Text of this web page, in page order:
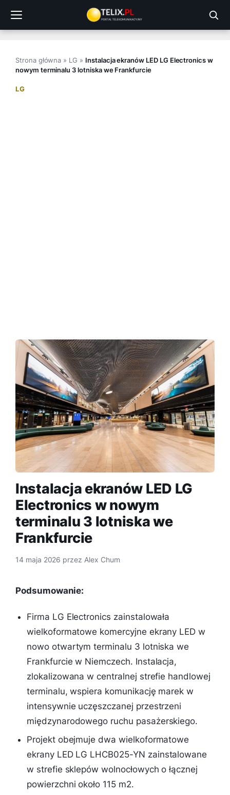
treści
Strona główna » LG » Instalacja ekranów LED LG Electronics w
nowym terminalu 3 lotniska we Frankfurcie
LG
Instalacja ekranów LED LG
Electronics w nowym
terminalu 3 lotniska we
Frankfurcie
14 maja 2026 przezAlex Chum
Podsumowanie:
Firma LG Electronics zainstalowała
wielkoformatowe komercyjne ekrany LED w
nowo otwartym terminalu 3 lotniska we
Frankfurcie w Niemczech. Instalacja,
zlokalizowana w centralnej strefie handlowej
terminalu, wspiera komunikację marek w
intensywnie uczęszczanej przestrzeni
międzynarodowego ruchu pasażerskiego.
Projekt obejmuje dwa wielkoformatowe
ekrany LED LG LHCB025-YN zainstalowane
w strefie sklepów wolnocłowych o łącznej
powierzchni około 115 m2.